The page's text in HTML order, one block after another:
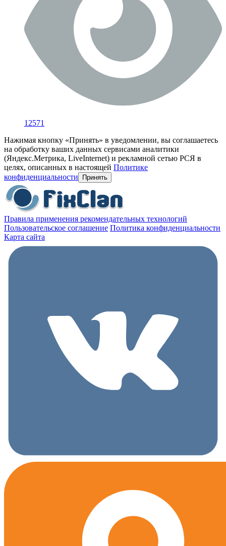
12571
Нажимая кнопку «Принять» в уведомлении, вы соглашаетесь
на обработку ваших данных сервисами аналитики
(Яндекс.Метрика, LiveInternet) и рекламной сетью РСЯ в
целях, описанных в настоящей Политике
конфиденциальности
Принять
Правила применения рекомендательных технологий
Пользовательское соглашение Политика конфиденциальности
Карта сайта